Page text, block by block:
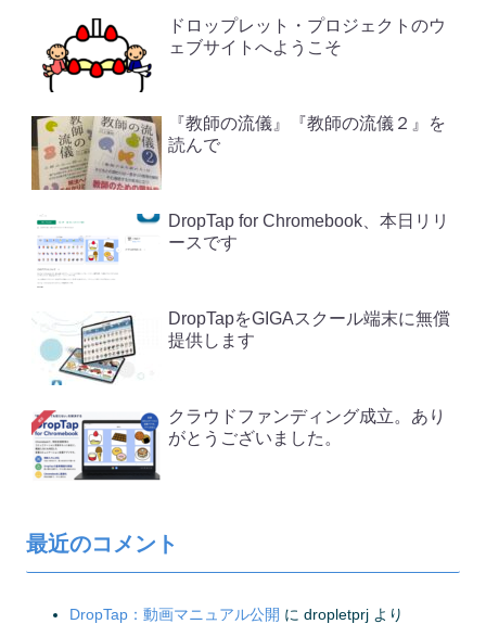
ドロップレット・プロジェクトのウ
ェブサイトへようこそ
『教師の流儀』『教師の流儀２』を
読んで
DropTap for Chromebook、本日リリ
ースです
DropTapをGIGAスクール端末に無償
提供します
クラウドファンディング成立。あり
がとうございました。
最近のコメント
DropTap：動画マニュアル公開 に dropletprj より